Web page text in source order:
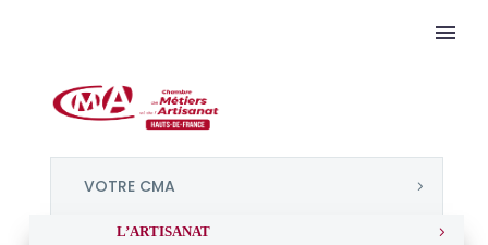
VOTRE CMA
L’ARTISANAT